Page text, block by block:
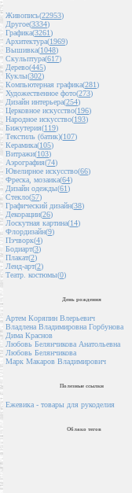
Живопись(22953)
Другое(3334)
Графика(3261)
Архитектура(1969)
Вышивка(1048)
Скульптура(617)
Дерево(445)
Куклы(302)
Компьютерная графика(281)
Художественное фото(273)
Дизайн интерьера(254)
Церковное искусство(196)
Народное искусство(193)
Бижутерия(119)
Текстиль (батик)(107)
Керамика(105)
Витражи(103)
Аэрография(74)
Ювелирное искусство(66)
Фреска, мозаика(64)
Дизайн одежды(61)
Стекло(57)
Графический дизайн(38)
Декорации(26)
Лоскутная картина(14)
Флордизайн(9)
Пэчворк(4)
Бодиарт(3)
Плакат(2)
Ленд-арт(2)
Театр. костюмы(0)
День рождения
Артем Коряпин Влерьевич
Владлена Владимировна Горбунова
Дима Краснов
Любовь Белянчикова Анатольевна
Любовь Белянчикова
Марк Макаров Владимирович
Полезные ссылки
Ежевика - товары для рукоделия
Облако тегов